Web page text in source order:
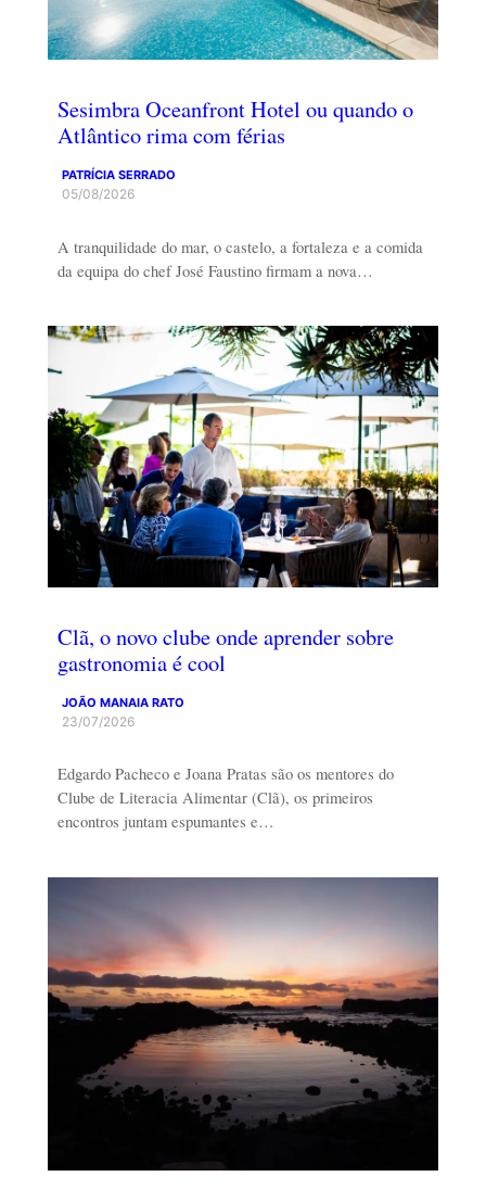
Sesimbra Oceanfront Hotel ou quando o
Atlântico rima com férias
PATRÍCIA SERRADO
05/08/2026
A tranquilidade do mar, o castelo, a fortaleza e a comida
da equipa do chef José Faustino firmam a nova…
Clã, o novo clube onde aprender sobre
gastronomia é cool
JOÃO MANAIA RATO
23/07/2026
Edgardo Pacheco e Joana Pratas são os mentores do
Clube de Literacia Alimentar (Clã), os primeiros
encontros juntam espumantes e…